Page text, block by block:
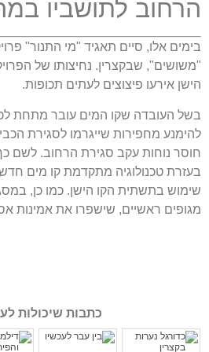
הרחוב לתושביו
בימים אלו, סיים תאגיד "מי התנור"
"משושים", שבקצרין. נחיצותו של
הישן אירעו פיצוצים לעתים תכופות.
בשל העובדה שקו המים עובר מתחת
להימנע מחפירות שייגרמו לסגירת
חוסר נוחות עקב סגירת הרחוב. לשם
בעזרת טכנולוגיה מתקדמת קו מים
שימוש בתשתית הקו הישן. כמו כן,
מגופים ראשיים, שישפרו את אמינות
כתבות שיכולות